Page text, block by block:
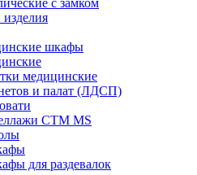
с замком
шкафы
медицинские
и палат (ЛДСП)
CTM MS
для раздевалок